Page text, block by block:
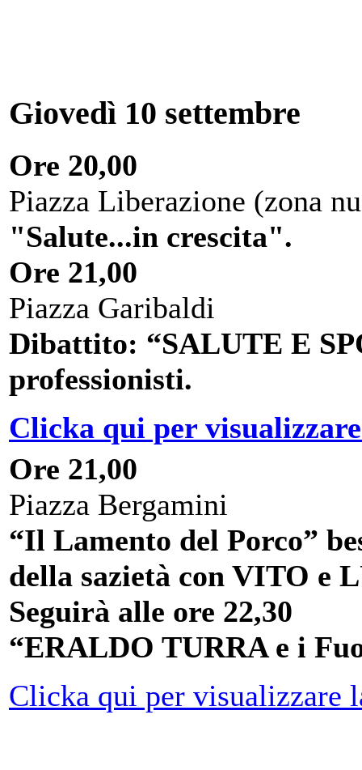
Giovedì 10 settembre
Ore 20,00
Piazza Liberazione (zona
"Salute...in crescita".
Ore 21,00
Piazza Garibaldi
Dibattito: “SALUTE E
professionisti.
Clicka qui per
Ore 21,00
Piazza Bergamini
“Il Lamento del Porco”
della sazietà con VITO
Seguirà alle ore 22,30
“ERALDO TURRA e i
Clicka qui per visualizzare